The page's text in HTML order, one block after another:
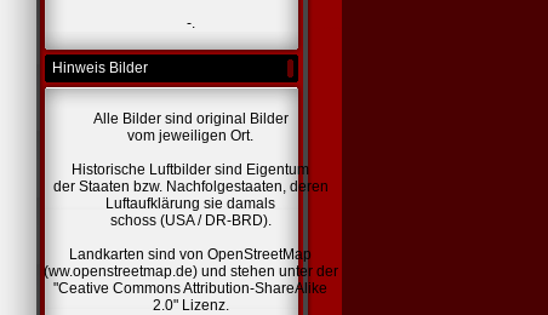
-.
Hinweis Bilder
Alle Bilder sind original Bilder
vom jeweiligen Ort.
Historische Luftbilder sind Eigentum
der Staaten bzw. Nachfolgestaaten, deren
Luftaufklärung sie damals
schoss (USA / DR-BRD).
Landkarten sind von OpenStreetMap
(ww.openstreetmap.de) und stehen unter der
"Ceative Commons Attribution-ShareAlike
2.0" Lizenz.